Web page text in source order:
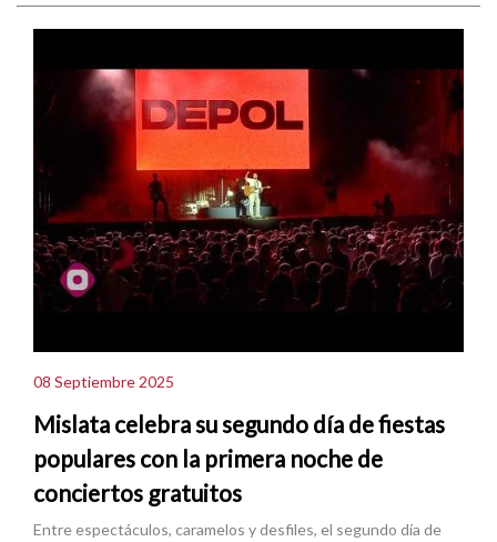
08 Septiembre 2025
Mislata celebra su segundo día de fiestas
populares con la primera noche de
conciertos gratuitos
Entre espectáculos, caramelos y desfiles, el segundo día de